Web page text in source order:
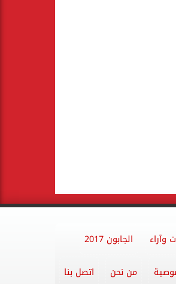
وآراء الجابون 2017
من نحن اتصل بنا